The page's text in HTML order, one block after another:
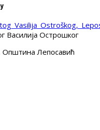
Василија Острошког
Лепосавић